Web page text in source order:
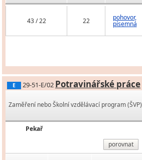
43 / 22 22 pohovor,
písemná
E 29-51-E/02 Potravinářské práce
Zaměření nebo Školní vzdělávací program (ŠVP)
Pekař
porovnat